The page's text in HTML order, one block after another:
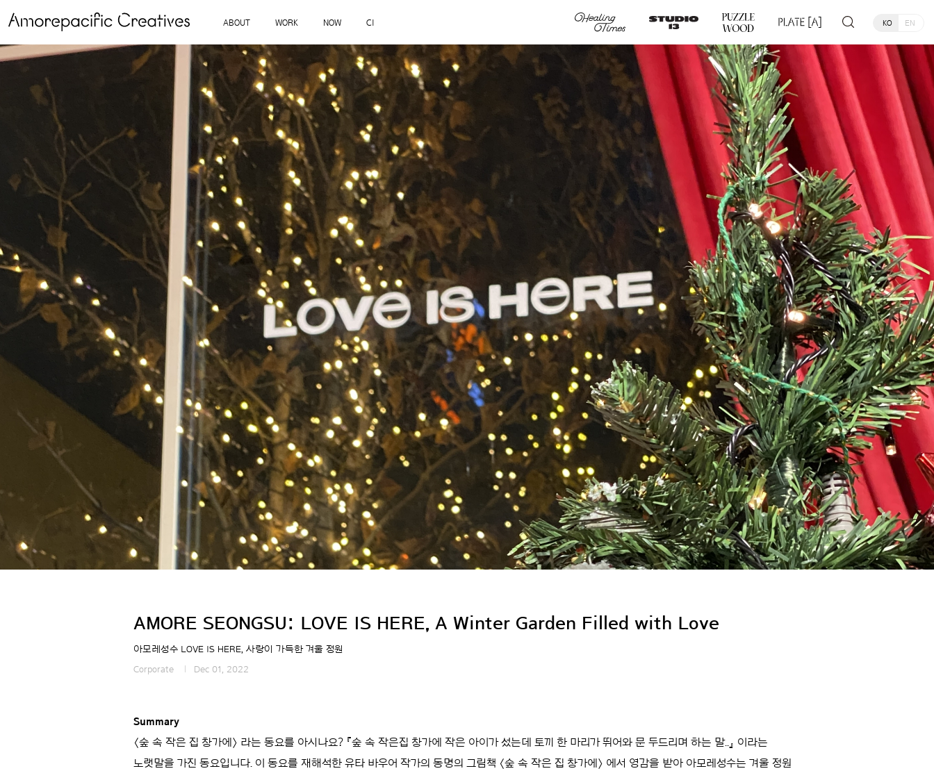
ABOUT WORK NOW CI KO EN
AMORE SEONGSU: LOVE IS HERE, A Winter Garden Filled with Love
아모레성수 LOVE IS HERE, 사랑이 가득한 겨울 정원
Corporate Dec 01, 2022
Summary
〈숲 속 작은 집 창가에〉 라는 동요를 아시나요? 『숲 속 작은집 창가에 작은 아이가 섰는데 토끼 한 마리가 뛰어와 문 두드리며 하는 말..』 이라는
노랫말을 가진 동요입니다. 이 동요를 재해석한 유타 바우어 작가의 동명의 그림책 〈숲 속 작은 집 창가에〉 에서 영감을 받아 아모레성수는 겨울 정원